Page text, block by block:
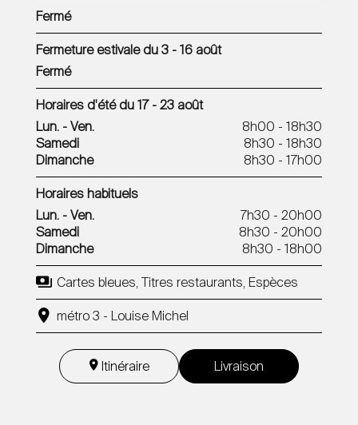
Fermé
Fermeture estivale du 3 - 16 août
Fermé
Horaires d'été du 17 - 23 août
Lun. - Ven.
8h00 - 18h30
Samedi
8h30 - 18h30
Dimanche
8h30 - 17h00
Horaires habituels
Lun. - Ven.
7h30 - 20h00
Samedi
8h30 - 20h00
Dimanche
8h30 - 18h00
Cartes bleues, Titres restaurants, Espèces
métro 3 - Louise Michel
Itinéraire Livraison